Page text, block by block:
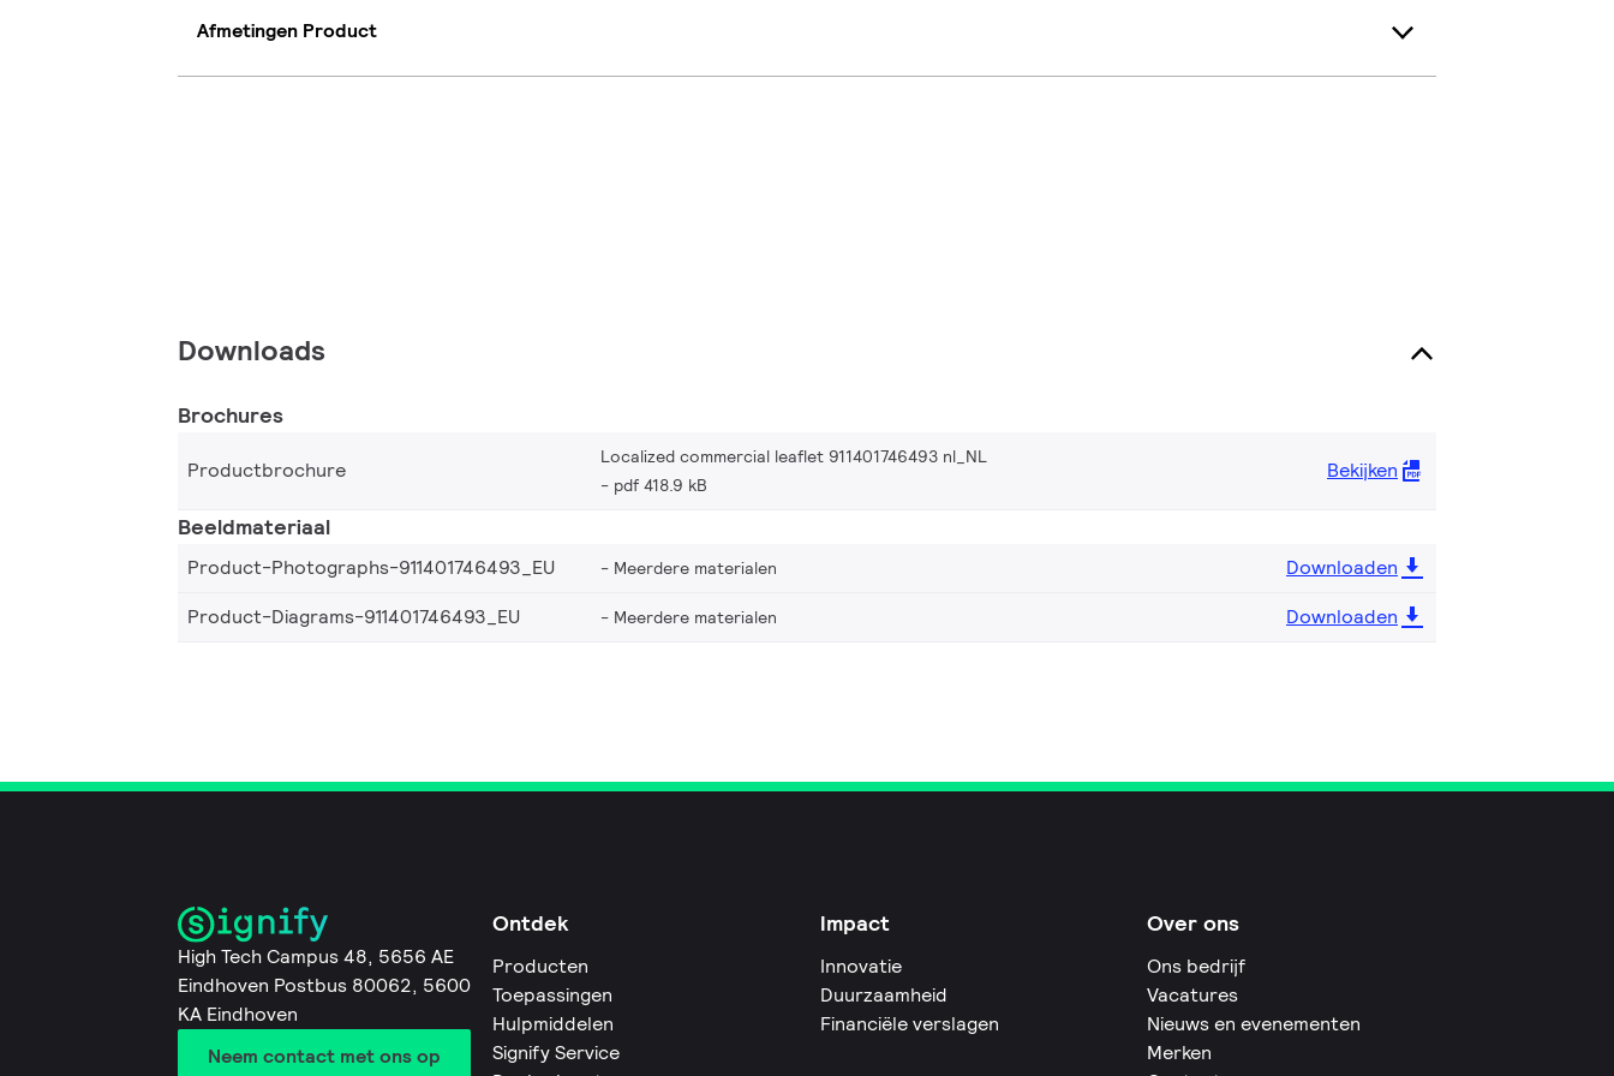
Afmetingen Product
Downloads
Brochures
Productbrochure
Localized commercial leaflet 911401746493 nl_NL
pdf 418.9 kB
Bekijken
Beeldmateriaal
Product-Photographs-911401746493_EU Meerdere materialen
Downloaden
Product-Diagrams-911401746493_EU
Meerdere materialen Downloaden
High Tech Campus 48, 5656 AE
Eindhoven Postbus 80062, 5600
KA Eindhoven
Neem contact met ons op
Ontdek
Producten
Toepassingen
Hulpmiddelen
Signify Service
Impact
Innovatie
Duurzaamheid
Financiële verslagen
Over ons
Ons bedrijf
Vacatures
Nieuws en evenementen
Merken